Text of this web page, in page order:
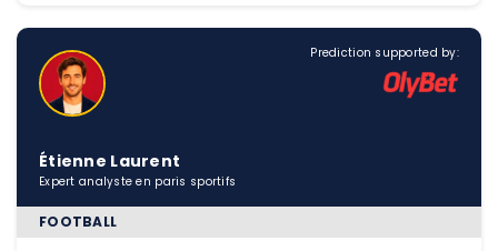
Prediction supported by:
Étienne Laurent
Expert analyste en paris sportifs
FOOTBALL